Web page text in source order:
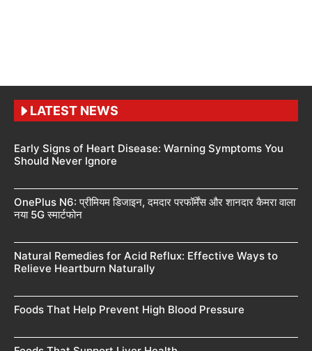
LATEST NEWS
Early Signs of Heart Disease: Warning Symptoms You
Should Never Ignore
OnePlus N6: प्रीमियम डिजाइन, दमदार परफॉर्मेंस और शानदार कैमरा वाला
नया 5G स्मार्टफोन
Natural Remedies for Acid Reflux: Effective Ways to
Relieve Heartburn Naturally
Foods That Help Prevent High Blood Pressure